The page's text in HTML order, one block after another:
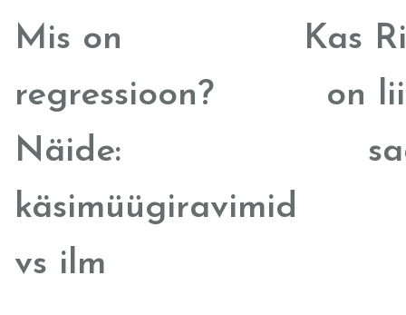
Mis on
regressioon?
Näide:
käsimüügiravimid
vs ilm
Kas
on